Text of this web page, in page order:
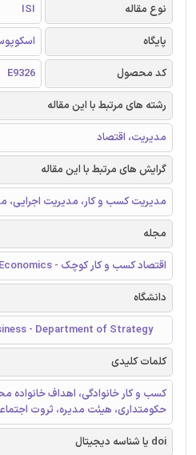
نوع مقاله
ISI
پایگاه
کد محصول
E9326
رشته های مرتبط با این مقاله
مدیریت، اقتصاد
گرایش های مرتبط با این مقاله
مدیریت کسب و کار، مدیریت اجرایی،
مجله
اقتصاد کسب و کار کوچک - Small Business Economics
دانشگاه
- Department of Strategy
کلمات کلیدی
کسب و کار خانوادگی، اهداف خانواده
حکومتداری، هیئت مدیره، ثروت
doi یا شناسه دیجیتال